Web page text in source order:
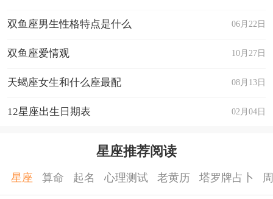
06月22日
双鱼座男生性格特点是什么
10月27日
双鱼座爱情观
08月13日
天蝎座女生和什么座最配
02月04日
12星座出生日期表
星座推荐阅读
星座 算命 起名 心理测试 老黄历 塔罗牌占卜